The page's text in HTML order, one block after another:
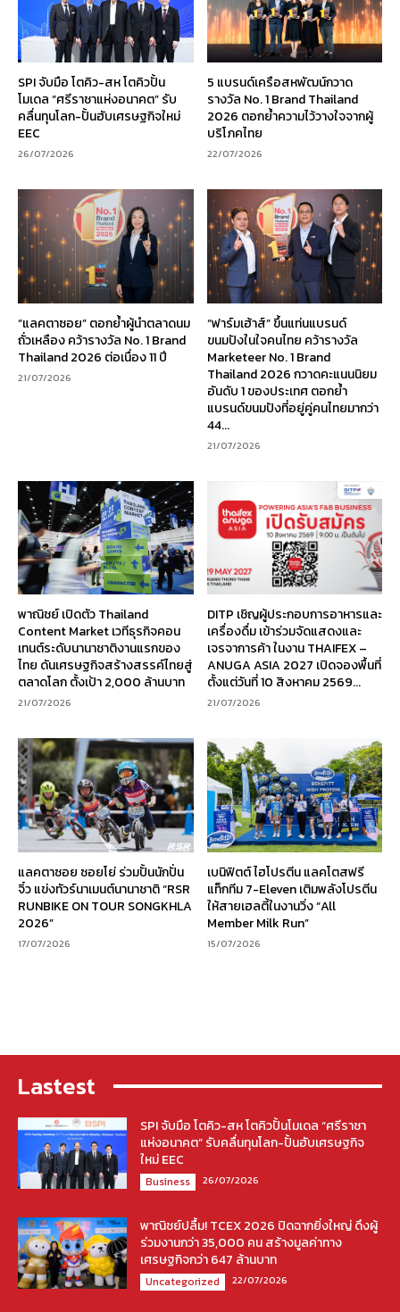
SPI จับมือ โตคิว-สห โตคิวปั้น
โมเดล “ศรีราชาแห่งอนาคต” รับ
คลื่นทุนโลก-ปั้นฮับเศรษฐกิจใหม่
EEC
26/07/2026
5 แบรนด์เครือสหพัฒน์กวาด
รางวัล No. 1 Brand Thailand
2026 ตอกย้ำความไว้วางใจจากผู้
บริโภคไทย
22/07/2026
“แลคตาซอย” ตอกย้ำผู้นำตลาดนม
ถั่วเหลือง คว้ารางวัล No. 1 Brand
Thailand 2026 ต่อเนื่อง 11 ปี
21/07/2026
“ฟาร์มเฮ้าส์” ขึ้นแท่นแบรนด์
ขนมปังในใจคนไทย คว้ารางวัล
Marketeer No. 1 Brand
Thailand 2026 กวาดคะแนนนิยม
อันดับ 1 ของประเทศ ตอกย้ำ
แบรนด์ขนมปังที่อยู่คู่คนไทยมากว่า
44...
21/07/2026
พาณิชย์ เปิดตัว Thailand
Content Market เวทีธุรกิจคอน
เทนต์ระดับนานาชาติงานแรกของ
ไทย ดันเศรษฐกิจสร้างสรรค์ไทยสู่
ตลาดโลก ตั้งเป้า 2,000 ล้านบาท
21/07/2026
DITP เชิญผู้ประกอบการอาหารและ
เครื่องดื่ม เข้าร่วมจัดแสดงและ
เจรจาการค้า ในงาน THAIFEX –
ANUGA ASIA 2027 เปิดจองพื้นที่
ตั้งแต่วันที่ 10 สิงหาคม 2569...
21/07/2026
แลคตาซอย ซอยโย่ ร่วมปั้นนักปั่น
จิ๋ว แข่งทัวร์นาเมนต์นานาชาติ “RSR
RUNBIKE ON TOUR SONGKHLA
2026”
17/07/2026
เบนิฟิตต์ ไฮโปรตีน แลคโตสฟรี
แท็กทีม 7-Eleven เติมพลังโปรตีน
ให้สายเฮลตี้ในงานวิ่ง “All
Member Milk Run”
15/07/2026
Lastest
SPI จับมือ โตคิว-สห โตคิวปั้นโมเดล “ศรีราชา
แห่งอนาคต” รับคลื่นทุนโลก-ปั้นฮับเศรษฐกิจ
ใหม่ EEC
Business 26/07/2026
พาณิชย์ปลื้ม! TCEX 2026 ปิดฉากยิ่งใหญ่ ดึงผู้
ร่วมงานกว่า 35,000 คน สร้างมูลค่าทาง
เศรษฐกิจกว่า 647 ล้านบาท
Uncategorized 22/07/2026